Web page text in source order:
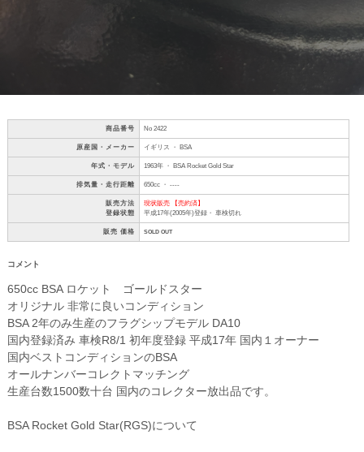
商品番号 No 2422
原産国・メーカー イギリス ・ BSA
年式・モデル 1963年 ・ BSA Rocket Gold Star
排気量・走行距離 650cc ・ ----
販売方法
登録状態
現状販売 【売約済】
平成17年(2005年)登録・ 車検切れ
販売 価格 SOLD OUT
コメント
650cc BSA ロケット ゴールドスター
オリジナル 非常に良いコンディション
BSA 2年のみ生産のフラグシップモデル DA10
国内登録済み 車検R8/1 初年度登録 平成17年 国内１オーナー
国内ベストコンディションのBSA
オールナンバーコレクトマッチング
生産台数1500数十台 国内のコレクター放出品です。
BSA Rocket Gold Star(RGS)について